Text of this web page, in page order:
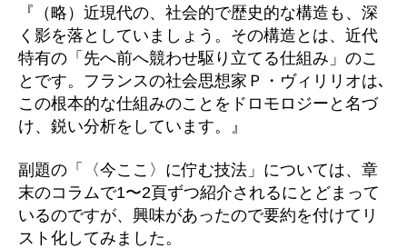
『（略）近現代の、社会的で歴史的な構造も、深
く影を落としていましょう。その構造とは、近代
特有の「先へ前へ競わせ駆り立てる仕組み」のこ
とです。フランスの社会思想家Ｐ・ヴィリリオは､
この根本的な仕組みのことをドロモロジーと名づ
け、鋭い分析をしています。』
副題の「〈今ここ〉に佇む技法」については、章
末のコラムで1〜2頁ずつ紹介されるにとどまって
いるのですが、興味があったので要約を付けてリ
スト化してみました。